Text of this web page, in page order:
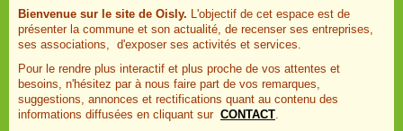
Bienvenue sur le site de Oisly. L'objectif de cet espace est de
présenter la commune et son actualité, de recenser ses entreprises,
ses associations, d'exposer ses activités et services.
Pour le rendre plus interactif et plus proche de vos attentes et
besoins, n'hésitez par à nous faire part de vos remarques,
suggestions, annonces et rectifications quant au contenu des
informations diffusées en cliquant sur CONTACT.